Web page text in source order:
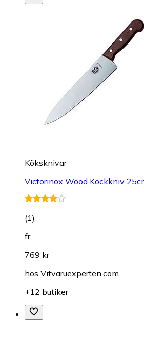
Köksknivar
Victorinox Wood Kockkniv
(1)
fr.
769 kr
hos Vitvaruexperten.com
+12 butiker